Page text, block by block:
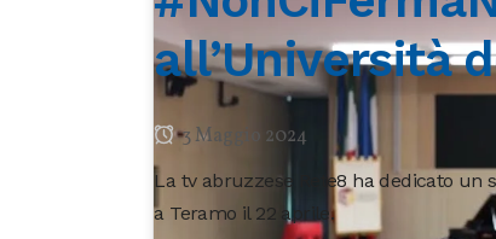
all’Università
3 Maggio 2024
La tv abruzzese Rete8 ha dedicato un
a Teramo il 22 aprile.